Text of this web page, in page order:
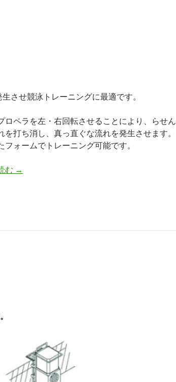
させ競泳トレーニングに最適です。
ロペラを左・右回転させることにより、らせん
を打ち消し、真っ直ぐな流れを発生させます。
フォームでトレーニング可能です。
む フローパワー（ＦＰ－２）
→